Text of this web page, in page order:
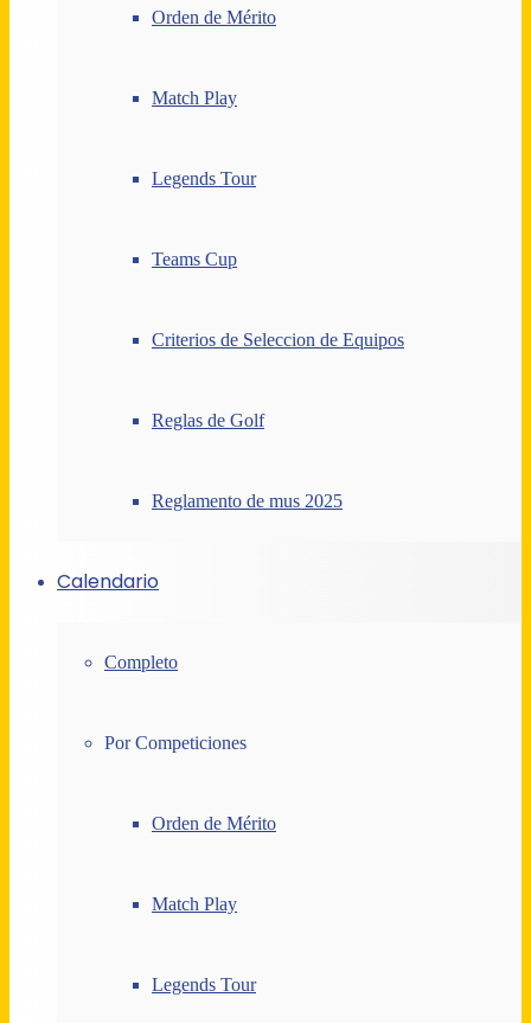
Orden de Mérito
Match Play
Legends Tour
Teams Cup
Criterios de Seleccion de Equipos
Reglas de Golf
Reglamento de mus 2025
Calendario
Completo
Por Competiciones
Orden de Mérito
Match Play
Legends Tour